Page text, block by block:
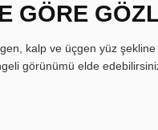
GÖRE
kalp ve üçgen yüz
görünümü elde